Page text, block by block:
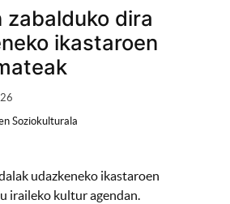
zabalduko dira
ikastaroen
Soziokulturala
udazkeneko ikastaroen
iraileko kultur agendan.